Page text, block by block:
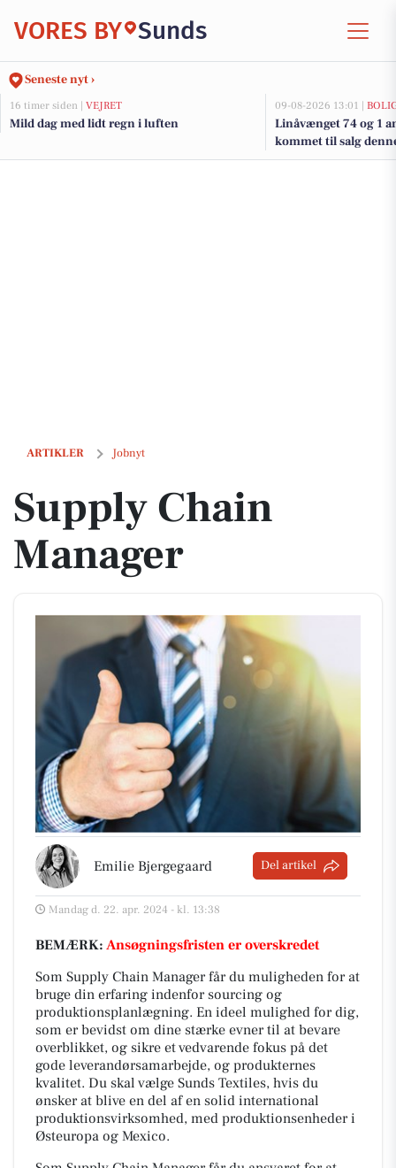
VORES BY Sunds
Seneste nyt ›
16 timer siden | VEJRET
Mild dag med lidt regn i luften
09-08-2026 13:01 |
Linåvænget 74 og 1
kommet til salg
boligerne her.
ARTIKLER Jobnyt
Supply Chain Manager
Supply Chain
Manager
Emilie Bjergegaard Del artikel
Mandag d. 22. apr. 2024 - kl. 13:38
BEMÆRK: Ansøgningsfristen er overskredet
Som Supply Chain Manager får du muligheden for at
bruge din erfaring indenfor sourcing og
produktionsplanlægning. En ideel mulighed for dig,
som er bevidst om dine stærke evner til at bevare
overblikket, og sikre et vedvarende fokus på det
gode leverandørsamarbejde, og produkternes
kvalitet. Du skal vælge Sunds Textiles, hvis du
ønsker at blive en del af en solid international
produktionsvirksomhed, med produktionsenheder i
Østeuropa og Mexico.